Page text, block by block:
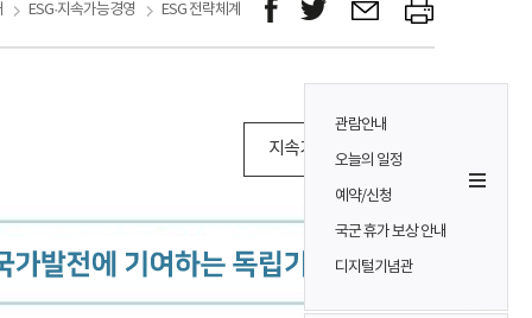
관람안내
오늘의 일정
예약/신청
국군 휴가 보상 안내
디지털기념관
ESG·지속가능경영 ESG 전략체계
지속가능경영 보고서